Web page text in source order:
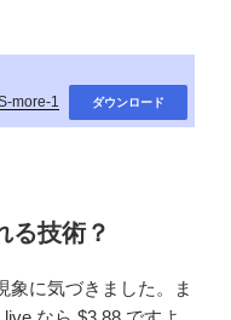
more-1 ダウンロード
る技術？
象に気づきました。ま